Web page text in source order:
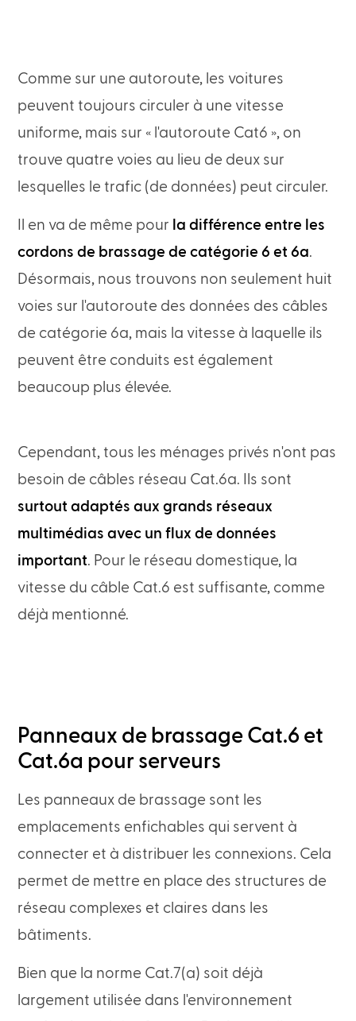
Comme sur une autoroute, les voitures
peuvent toujours circuler à une vitesse
uniforme, mais sur « l'autoroute Cat6 », on
trouve quatre voies au lieu de deux sur
lesquelles le trafic (de données) peut circuler.
Il en va de même pour la différence entre les
cordons de brassage de catégorie 6 et 6a.
Désormais, nous trouvons non seulement huit
voies sur l'autoroute des données des câbles
de catégorie 6a, mais la vitesse à laquelle ils
peuvent être conduits est également
beaucoup plus élevée.
Cependant, tous les ménages privés n'ont pas
besoin de câbles réseau Cat.6a. Ils sont
surtout adaptés aux grands réseaux
multimédias avec un flux de données
important. Pour le réseau domestique, la
vitesse du câble Cat.6 est suffisante, comme
déjà mentionné.
Panneaux de brassage Cat.6 et
Cat.6a pour serveurs
Les panneaux de brassage sont les
emplacements enfichables qui servent à
connecter et à distribuer les connexions. Cela
permet de mettre en place des structures de
réseau complexes et claires dans les
bâtiments.
Bien que la norme Cat.7(a) soit déjà
largement utilisée dans l'environnement